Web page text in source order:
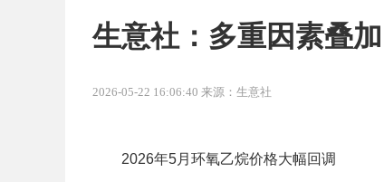
生意社：多重因素叠
2026-05-22 16:06:40 来源：生意社
2026年5月环氧乙烷价格大幅回调